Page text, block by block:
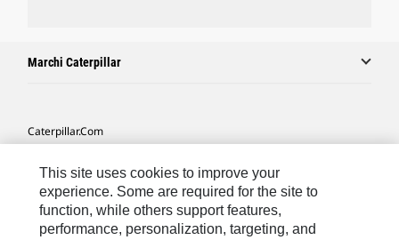
Marchi Caterpillar
Caterpillar.com
Le Mie Preferenze Di Marketing
Mappa Del Sito
This site uses cookies to improve your
experience. Some are required for the site to
function, while others support features,
performance, personalization, targeting, and